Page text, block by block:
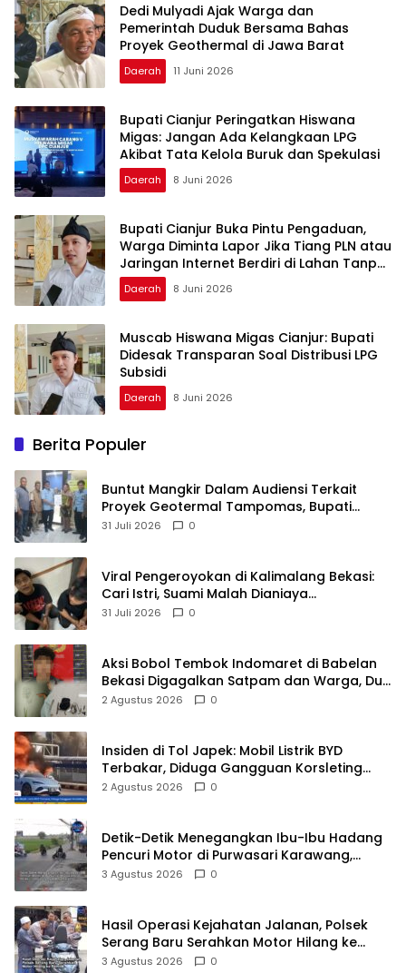
Dedi Mulyadi Ajak Warga dan
Pemerintah Duduk Bersama Bahas
Proyek Geothermal di Jawa Barat
Daerah 11 Juni 2026
Bupati Cianjur Peringatkan Hiswana
Migas: Jangan Ada Kelangkaan LPG
Akibat Tata Kelola Buruk dan Spekulasi
Daerah 8 Juni 2026
Bupati Cianjur Buka Pintu Pengaduan,
Warga Diminta Lapor Jika Tiang PLN atau
Jaringan Internet Berdiri di Lahan Tanpa
Persetujuan
Daerah 8 Juni 2026
Muscab Hiswana Migas Cianjur: Bupati
Didesak Transparan Soal Distribusi LPG
Subsidi
Daerah 8 Juni 2026
Berita Populer
Buntut Mangkir Dalam Audiensi Terkait
Proyek Geotermal Tampomas, Bupati
Sumedang Dilaporkan Ke Ombudsman dan
31 Juli 2026 0
Viral Pengeroyokan di Kalimalang Bekasi:
Cari Istri, Suami Malah Dianiaya
Sekelompok Pria
31 Juli 2026 0
Aksi Bobol Tembok Indomaret di Babelan
Bekasi Digagalkan Satpam dan Warga, Dua
Pelaku Diamankan
2 Agustus 2026 0
Insiden di Tol Japek: Mobil Listrik BYD
Terbakar, Diduga Gangguan Korsleting
Listrik
2 Agustus 2026 0
Detik-Detik Menegangkan Ibu-Ibu Hadang
Pencuri Motor di Purwasari Karawang,
Pelaku Lolos di Tengah Keramaian!
3 Agustus 2026 0
Hasil Operasi Kejahatan Jalanan, Polsek
Serang Baru Serahkan Motor Hilang ke
Pemilik
3 Agustus 2026 0